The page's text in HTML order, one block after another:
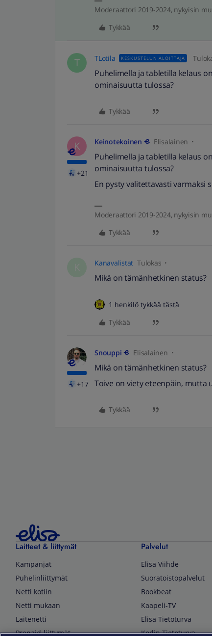
Moderaattori 2019-2024, nykyisin
Tykkää
T TLotila KESKUSTELUN ALOITTAJA
Puhelimella ja tabletilla kelaus
ominaisuutta tulossa?
Tykkää
K
+21
Keinotekoinen Elisalainen
Puhelimella ja tabletilla kelaus
ominaisuutta tulossa?
En pysty valitettavasti varmaksi
Moderaattori 2019-2024, nykyisin
Tykkää
Kanavalistat Tulokas
Mikä on tämänhetkinen status?
1 henkilö tykkää tästä
Tykkää
+17
Snouppi Elisalainen
Mikä on tämänhetkinen status?
Toive on viety eteenpäin, mutta
Tykkää
Laitteet & liittymät
Kampanjat
Puhelinliittymät
Netti kotiin
Netti mukaan
Laitenetti
Prepaid-liittymät
Palvelut
Elisa Viihde
Suoratoistopalvelut
Bookbeat
Kaapeli-TV
Elisa Tietoturva
Kodin Tietoturva